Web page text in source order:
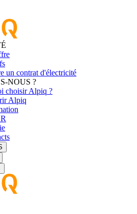
un contrat d'électricité
NOUS ?
choisir Alpiq ?
Alpiq